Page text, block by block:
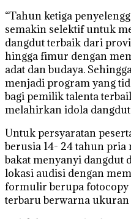
“Tahun ketiga
semakin selektif untuk
dangdut terbaik dari
hingga fimur dengan
adat dan budaya.
menjadi program yang
bagi pemilik talenta
melahirkan idola dangdut
Untuk persyaratan
berusia 14- 24 tahun
bakat menyanyi dangdut
lokasi audisi dengan
formulir berupa fotocopy
terbaru berwarna ukuran